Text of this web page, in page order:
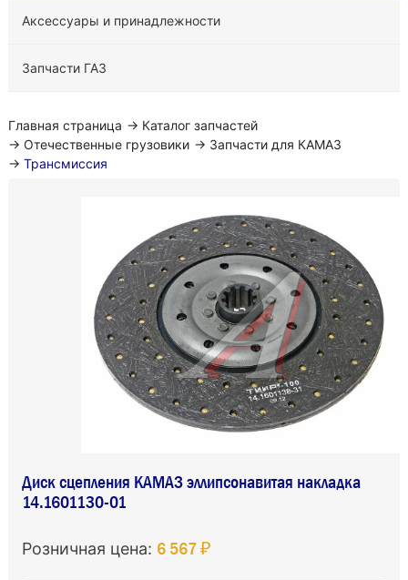
Аксессуары и принадлежности
Запчасти ГАЗ
Главная страница → Каталог запчастей
→ Отечественные грузовики → Запчасти для КАМАЗ
→ Трансмиссия
Диск сцепления КАМАЗ эллипсонавитая накладка
14.1601130-01
Розничная цена: 6 567 ₽